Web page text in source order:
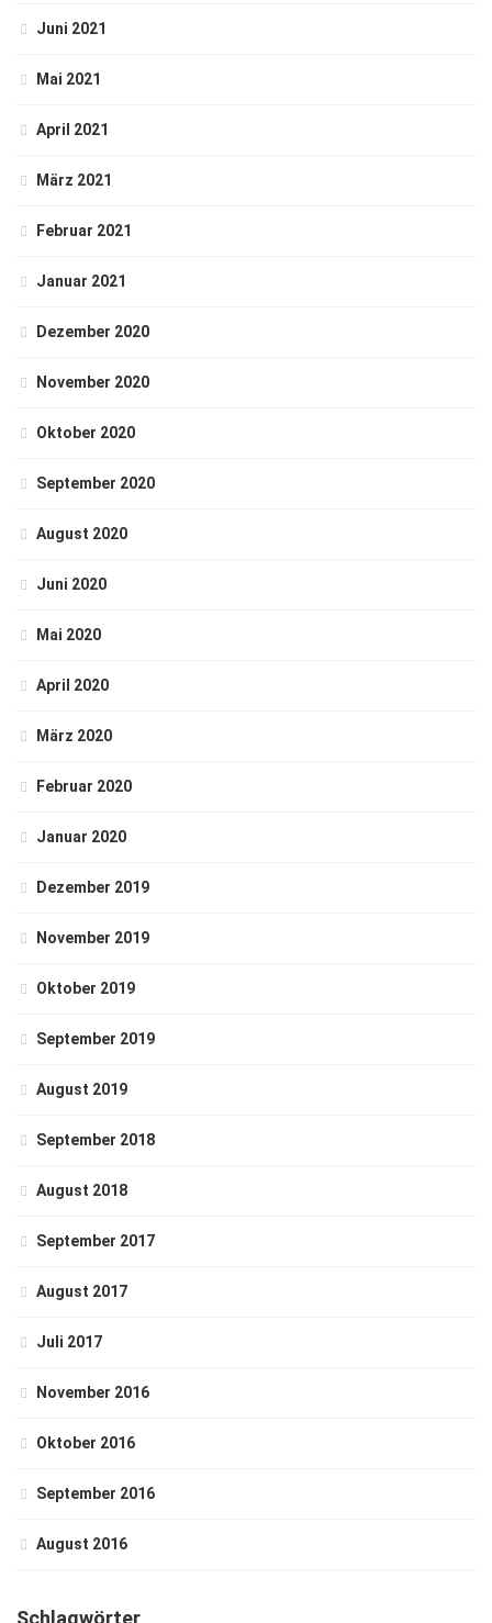
Juni 2021
Mai 2021
April 2021
März 2021
Februar 2021
Januar 2021
Dezember 2020
November 2020
Oktober 2020
September 2020
August 2020
Juni 2020
Mai 2020
April 2020
März 2020
Februar 2020
Januar 2020
Dezember 2019
November 2019
Oktober 2019
September 2019
August 2019
September 2018
August 2018
September 2017
August 2017
Juli 2017
November 2016
Oktober 2016
September 2016
August 2016
Schlagwörter